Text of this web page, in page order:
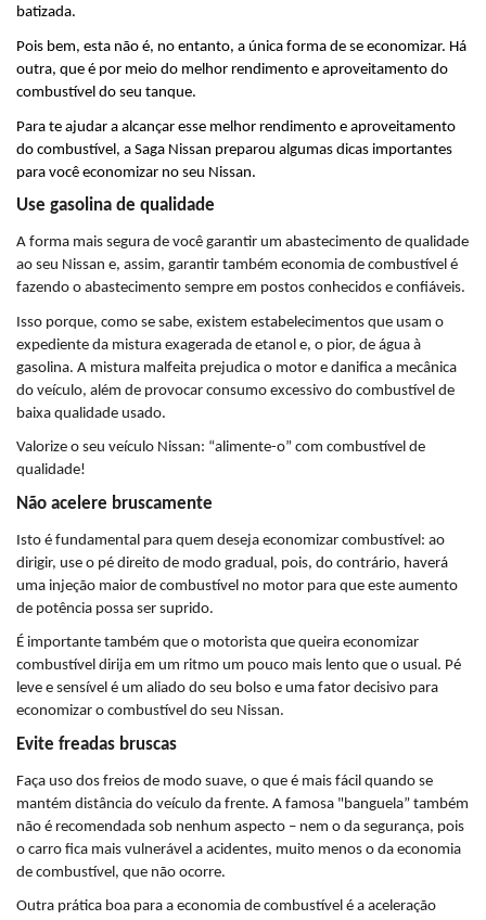
batizada.
Pois bem, esta não é, no entanto, a única forma de se economizar. Há
outra, que é por meio do melhor rendimento e aproveitamento do
combustível do seu tanque.
Para te ajudar a alcançar esse melhor rendimento e aproveitamento
do combustível, a Saga Nissan preparou algumas dicas importantes
para você economizar no seu Nissan.
Use gasolina de qualidade
A forma mais segura de você garantir um abastecimento de qualidade
ao seu Nissan e, assim, garantir também economia de combustível é
fazendo o abastecimento sempre em postos conhecidos e confiáveis.
Isso porque, como se sabe, existem estabelecimentos que usam o
expediente da mistura exagerada de etanol e, o pior, de água à
gasolina. A mistura malfeita prejudica o motor e danifica a mecânica
do veículo, além de provocar consumo excessivo do combustível de
baixa qualidade usado.
Valorize o seu veículo Nissan: “alimente-o” com combustível de
qualidade!
Não acelere bruscamente
Isto é fundamental para quem deseja economizar combustível: ao
dirigir, use o pé direito de modo gradual, pois, do contrário, haverá
uma injeção maior de combustível no motor para que este aumento
de potência possa ser suprido.
É importante também que o motorista que queira economizar
combustível dirija em um ritmo um pouco mais lento que o usual. Pé
leve e sensível é um aliado do seu bolso e uma fator decisivo para
economizar o combustível do seu Nissan.
Evite freadas bruscas
Faça uso dos freios de modo suave, o que é mais fácil quando se
mantém distância do veículo da frente. A famosa "banguela” também
não é recomendada sob nenhum aspecto – nem o da segurança, pois
o carro fica mais vulnerável a acidentes, muito menos o da economia
de combustível, que não ocorre.
Outra prática boa para a economia de combustível é a aceleração